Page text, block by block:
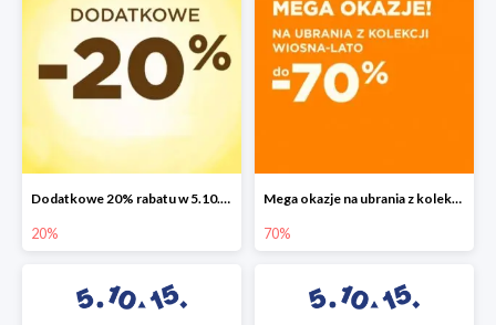
Dodatkowe 20% rabatu w 5.10.15
20%
Mega okazje na ubrania z kolekcji wiosna-lato do -70%
70%